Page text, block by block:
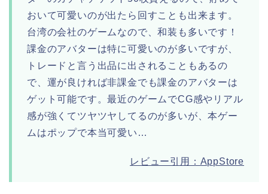
おいて可愛いのが出たら回すことも出来ます。
台湾の会社のゲームなので、和装も多いです！
課金のアバターは特に可愛いのが多いですが、
トレードと言う出品に出されることもあるの
で、運が良ければ非課金でも課金のアバターは
ゲット可能です。最近のゲームでCG感やリアル
感が強くてツヤツヤしてるのが多いが、本ゲー
ムはポップで本当可愛い…
レビュー引用：AppStore